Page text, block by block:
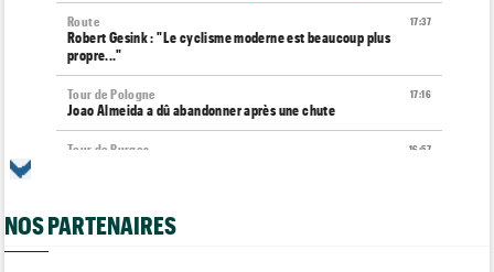
17:37
Route
Robert Gesink : "Le cyclisme moderne est beaucoup plus
propre..."
17:16
Tour de Pologne
Joao Almeida a dû abandonner après une chute
16:57
Tour de Burgos
Louis Barré remporte la 6e étape et prend la 2e place du
général
NOS PARTENAIRES